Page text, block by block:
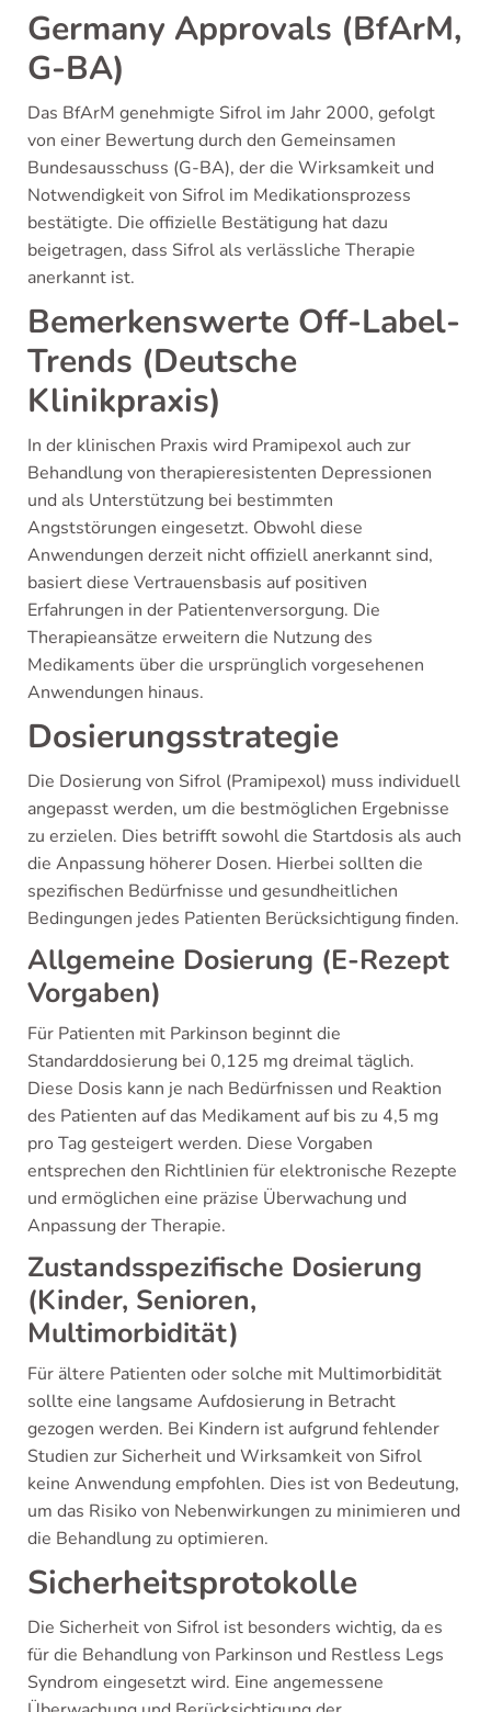
Germany Approvals (BfArM,
G-BA)
Das BfArM genehmigte Sifrol im Jahr 2000, gefolgt
von einer Bewertung durch den Gemeinsamen
Bundesausschuss (G-BA), der die Wirksamkeit und
Notwendigkeit von Sifrol im Medikationsprozess
bestätigte. Die offizielle Bestätigung hat dazu
beigetragen, dass Sifrol als verlässliche Therapie
anerkannt ist.
Bemerkenswerte Off-Label-
Trends (Deutsche
Klinikpraxis)
In der klinischen Praxis wird Pramipexol auch zur
Behandlung von therapieresistenten Depressionen
und als Unterstützung bei bestimmten
Angststörungen eingesetzt. Obwohl diese
Anwendungen derzeit nicht offiziell anerkannt sind,
basiert diese Vertrauensbasis auf positiven
Erfahrungen in der Patientenversorgung. Die
Therapieansätze erweitern die Nutzung des
Medikaments über die ursprünglich vorgesehenen
Anwendungen hinaus.
Dosierungsstrategie
Die Dosierung von Sifrol (Pramipexol) muss individuell
angepasst werden, um die bestmöglichen Ergebnisse
zu erzielen. Dies betrifft sowohl die Startdosis als auch
die Anpassung höherer Dosen. Hierbei sollten die
spezifischen Bedürfnisse und gesundheitlichen
Bedingungen jedes Patienten Berücksichtigung finden.
Allgemeine Dosierung (E-Rezept
Vorgaben)
Für Patienten mit Parkinson beginnt die
Standarddosierung bei 0,125 mg dreimal täglich.
Diese Dosis kann je nach Bedürfnissen und Reaktion
des Patienten auf das Medikament auf bis zu 4,5 mg
pro Tag gesteigert werden. Diese Vorgaben
entsprechen den Richtlinien für elektronische Rezepte
und ermöglichen eine präzise Überwachung und
Anpassung der Therapie.
Zustandsspezifische Dosierung
(Kinder, Senioren,
Multimorbidität)
Für ältere Patienten oder solche mit Multimorbidität
sollte eine langsame Aufdosierung in Betracht
gezogen werden. Bei Kindern ist aufgrund fehlender
Studien zur Sicherheit und Wirksamkeit von Sifrol
keine Anwendung empfohlen. Dies ist von Bedeutung,
um das Risiko von Nebenwirkungen zu minimieren und
die Behandlung zu optimieren.
Sicherheitsprotokolle
Die Sicherheit von Sifrol ist besonders wichtig, da es
für die Behandlung von Parkinson und Restless Legs
Syndrom eingesetzt wird. Eine angemessene